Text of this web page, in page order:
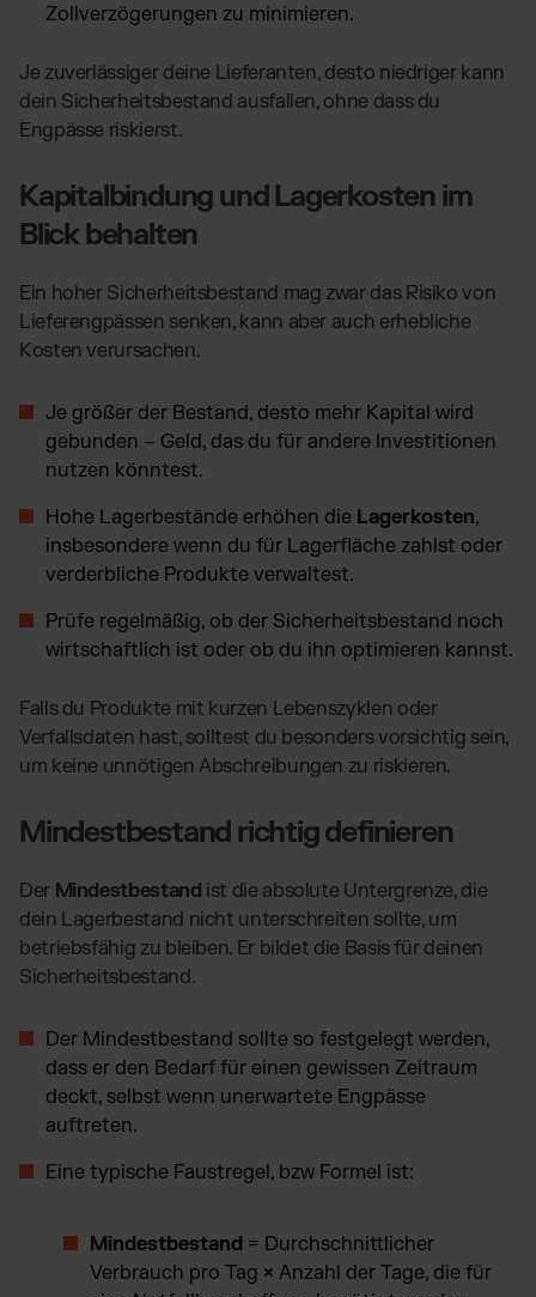
Zollverzögerungen zu minimieren.
Je zuverlässiger deine Lieferanten, desto niedriger kann
dein Sicherheitsbestand ausfallen, ohne dass du
Engpässe riskierst.
Kapitalbindung und Lagerkosten im
Blick behalten
Ein hoher Sicherheitsbestand mag zwar das Risiko von
Lieferengpässen senken, kann aber auch erhebliche
Kosten verursachen.
Je größer der Bestand, desto mehr Kapital wird
gebunden – Geld, das du für andere Investitionen
nutzen könntest.
Hohe Lagerbestände erhöhen die Lagerkosten,
insbesondere wenn du für Lagerfläche zahlst oder
verderbliche Produkte verwaltest.
Prüfe regelmäßig, ob der Sicherheitsbestand noch
wirtschaftlich ist oder ob du ihn optimieren kannst.
Falls du Produkte mit kurzen Lebenszyklen oder
Verfallsdaten hast, solltest du besonders vorsichtig sein,
um keine unnötigen Abschreibungen zu riskieren.
Mindestbestand richtig definieren
Der Mindestbestand ist die absolute Untergrenze, die
dein Lagerbestand nicht unterschreiten sollte, um
betriebsfähig zu bleiben. Er bildet die Basis für deinen
Sicherheitsbestand.
Der Mindestbestand sollte so festgelegt werden,
dass er den Bedarf für einen gewissen Zeitraum
deckt, selbst wenn unerwartete Engpässe
auftreten.
Eine typische Faustregel, bzw Formel ist:
Mindestbestand = Durchschnittlicher
Verbrauch pro Tag × Anzahl der Tage, die für